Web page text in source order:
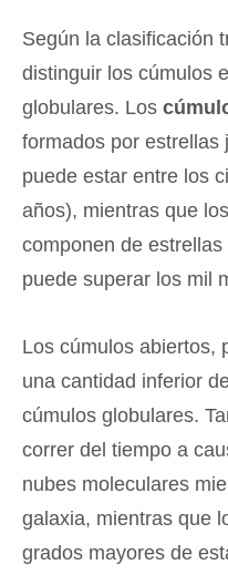
Según la clasificación
distinguir los cúmulos
globulares. Los
formados por estrellas
puede estar entre los
años), mientras que los
componen de
puede superar los mil
Los cúmulos abiertos,
una cantidad inferior
cúmulos globulares.
correr del tiempo a
nubes moleculares
galaxia, mientras que
grados mayores de